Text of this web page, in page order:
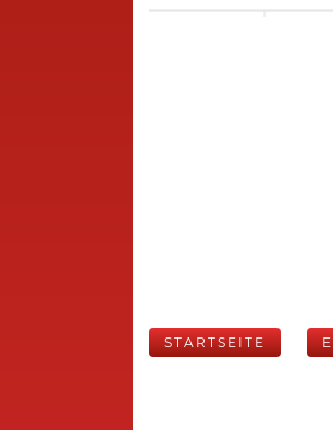
STARTSEITE